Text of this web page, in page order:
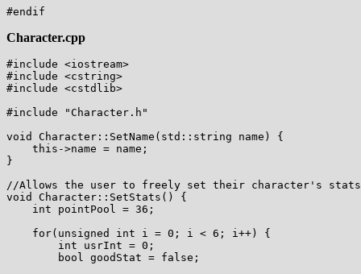
Character.cpp
#include <iostream>
#include <cstring>
#include <cstdlib>
#include "Character.h"
void Character::SetName(std::string name) {
    this->name = name;
}
//Allows the user to freely set their character's
void Character::SetStats() {
    int pointPool = 36;
    for(unsigned int i = 0; i < 6; i++) {
        int usrInt = 0;
        bool goodStat = false;